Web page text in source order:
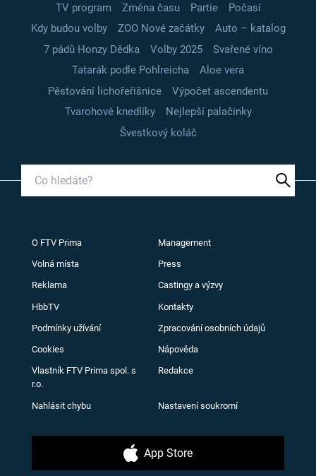
TV program
Změna času Partie
Počasí
Kdy budou volby
ZOO Nové začátky
Auto – katalog
7 pádů Honzy Dědka
Volby 2025
Svařené víno
Tatarák podle Pohlreicha
Aloe vera
Pěstování lichořeřišnice
Výpočet ascendentu
Tvarohové knedlíky
Nejlepší palačinky
Švestkový koláč
O FTV Prima Management
Volná místa Press
Reklama Castingy a výzvy
HbbTV Kontakty
Podmínky užívání Zpracování osobních údajů
Cookies Nápověda
Vlastník FTV Prima spol. s
r.o.
Redakce
Nahlásit chybu Nastavení soukromí
App Store